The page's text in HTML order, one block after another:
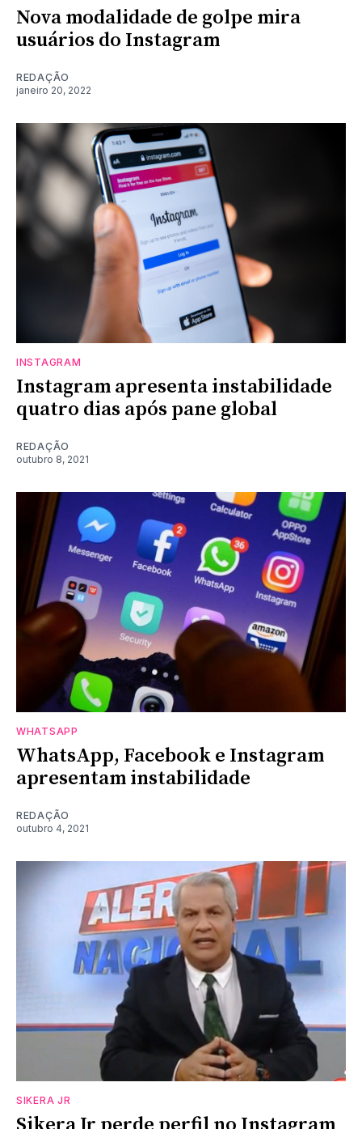
Nova modalidade de golpe mira
usuários do Instagram
REDAÇÃO
janeiro 20, 2022
INSTAGRAM
Instagram apresenta instabilidade
quatro dias após pane global
REDAÇÃO
outubro 8, 2021
WHATSAPP
WhatsApp, Facebook e Instagram
apresentam instabilidade
REDAÇÃO
outubro 4, 2021
SIKERA JR